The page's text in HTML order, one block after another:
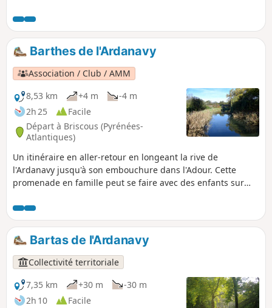
moins sept châteaux d'eau. Aux heures d'ouverture, vous
pouvez acheter pain, viennoiseries et boissons chaudes au
parking du moulin.
Barthes de l'Ardanavy
Association / Club / AMM
8,53 km
+4 m
-4 m
2h 25
Facile
Départ à Briscous (Pyrénées-
Atlantiques)
Un itinéraire en aller-retour en longeant la rive de
l'Ardanavy jusqu'à son embouchure dans l'Adour. Cette
promenade en famille peut se faire avec des enfants sur
Bartas de l'Ardanavy
Collectivité territoriale
7,35 km
+30 m
-30 m
2h 10
Facile